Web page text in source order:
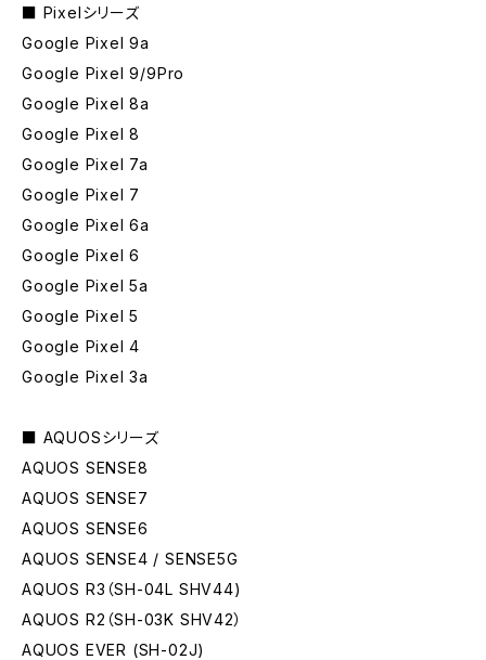
■ Pixelシリーズ
Google Pixel 9a
Google Pixel 9/9Pro
Google Pixel 8a
Google Pixel 8
Google Pixel 7a
Google Pixel 7
Google Pixel 6a
Google Pixel 6
Google Pixel 5a
Google Pixel 5
Google Pixel 4
Google Pixel 3a
■ AQUOSシリーズ
AQUOS SENSE8
AQUOS SENSE7
AQUOS SENSE6
AQUOS SENSE4 / SENSE5G
AQUOS R3（SH-04L SHV44)
AQUOS R2（SH-03K SHV42）
AQUOS EVER (SH-02J)